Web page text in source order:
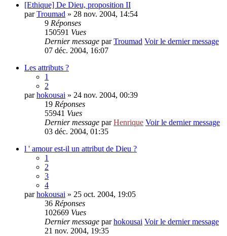
[Ethique] De Dieu, proposition II
parTroumad » 28 nov. 2004, 14:54
9 Réponses
150591 Vues
Dernier message parTroumad Voir le dernier message
07 déc. 2004, 16:07
Les attributs ?
1
2
parhokousai » 24 nov. 2004, 00:39
19 Réponses
55941 Vues
Dernier message parHenrique Voir le dernier message
03 déc. 2004, 01:35
l ' amour est-il un attribut de Dieu ?
1
2
3
4
parhokousai » 25 oct. 2004, 19:05
36 Réponses
102669 Vues
Dernier message parhokousai Voir le dernier message
21 nov. 2004, 19:35